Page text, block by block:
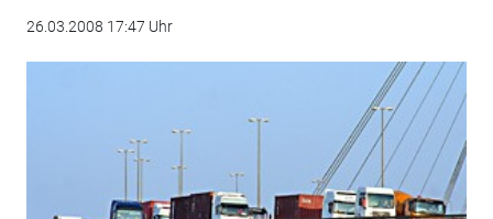
26.03.2008 17:47 Uhr